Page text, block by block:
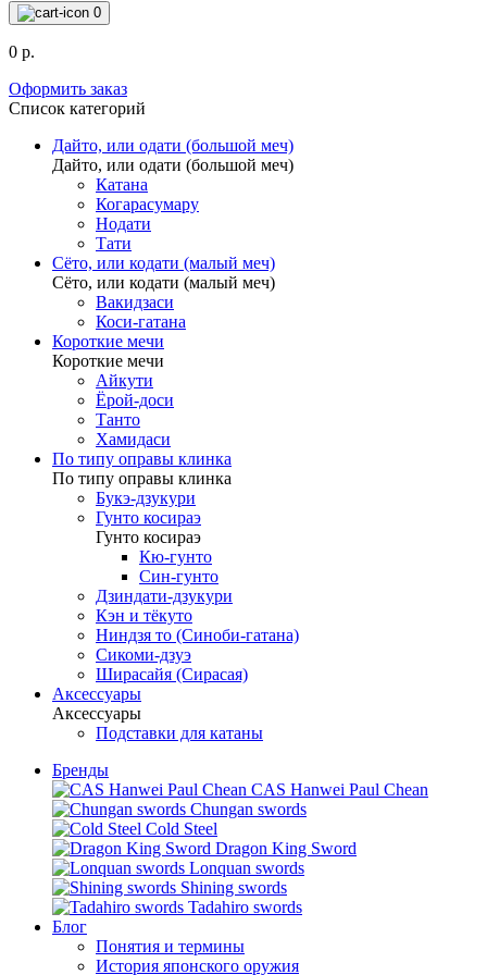
0
0 р.
Оформить заказ
Список категорий
Дайто, или одати (большой меч)
Дайто, или одати (большой меч)
Катана
Когарасумару
Нодати
Тати
Сёто, или кодати (малый меч)
Сёто, или кодати (малый меч)
Вакидзаси
Коси-гатана
Короткие мечи
Короткие мечи
Айкути
Ёрой-доси
Танто
Хамидаси
По типу оправы клинка
По типу оправы клинка
Букэ-дзукури
Гунто косираэ
Гунто косираэ
Кю-гунто
Син-гунто
Дзиндати-дзукури
Кэн и тёкуто
Ниндзя то (Синоби-гатана)
Сикоми-дзуэ
Ширасайя (Сирасая)
Аксессуары
Аксессуары
Подставки для катаны
Бренды
CAS Hanwei Paul Chean
Chungan swords
Cold Steel
Dragon King Sword
Lonquan swords
Shining swords
Tadahiro swords
Блог
Понятия и термины
История японского оружия